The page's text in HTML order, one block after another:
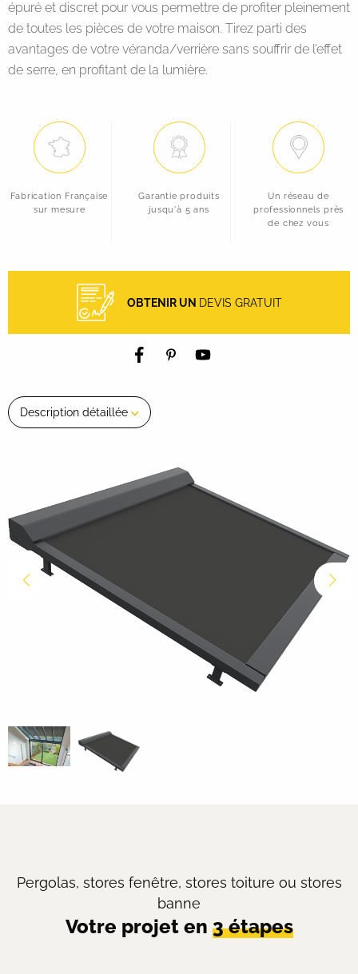
épuré et discret pour vous permettre de profiter pleinement
de toutes les pièces de votre maison. Tirez parti des
avantages de votre véranda/verrière sans souffrir de l’effet
de serre, en profitant de la lumière.
Fabrication Française
sur mesure
Garantie produits
jusqu'à 5 ans
Un réseau de
professionnels près
de chez vous
OBTENIR UN DEVIS GRATUIT
Description détaillée
Pergolas, stores fenêtre, stores toiture ou stores
banne
Votre projet en 3 étapes